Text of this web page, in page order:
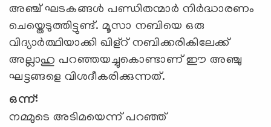
അഞ്ച് ഘടകങ്ങള്‍ പണ്ഡിതന്മാര്‍ നിര്‍ദ്ധാരണം
ചെയ്തെടുത്തിട്ടുണ്ട്. മൂസാ നബിയെ ഒരു
വിദ്യാര്‍ത്ഥിയാക്കി ഖിള്റ് നബിക്കരികിലേക്ക്
അല്ലാഹു പറഞ്ഞയച്ചുകൊണ്ടാണ് ഈ അഞ്ചു
ഘട്ടങ്ങളെ വിശദീകരിക്കുന്നത്.
ഒന്ന്:
നമ്മുടെ അടിമയെന്ന് പറഞ്ഞ്